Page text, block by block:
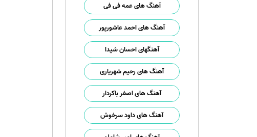
آهنگ های عمه فی فی
آهنگ های احمد عاشورپور
آهنگهای احسان شیدا
آهنگ های رحیم شهریاری
آهنگ های اصغر باکردار
آهنگ های داود سرخوش